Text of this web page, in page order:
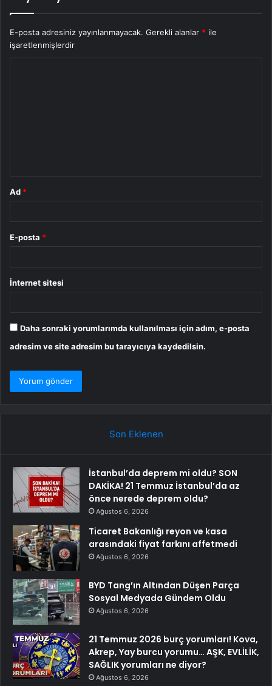
E-posta adresiniz yayınlanmayacak. Gerekli alanlar * ile
işaretlenmişlerdir
Ad *
E-posta *
İnternet sitesi
Daha sonraki yorumlarımda kullanılması için adım, e-posta
adresim ve site adresim bu tarayıcıya kaydedilsin.
Son Eklenen
İstanbul’da deprem mi oldu? SON
DAKİKA! 21 Temmuz İstanbul’da az
önce nerede deprem oldu?
Ağustos 6, 2026
Ticaret Bakanlığı reyon ve kasa
arasındaki fiyat farkını affetmedi
Ağustos 6, 2026
BYD Tang’ın Altından Düşen Parça
Sosyal Medyada Gündem Oldu
Ağustos 6, 2026
21 Temmuz 2026 burç yorumları! Kova,
Akrep, Yay burcu yorumu… AŞK, EVLİLİK,
SAĞLIK yorumları ne diyor?
Ağustos 6, 2026